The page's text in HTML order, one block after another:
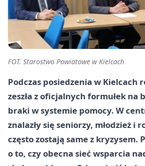
FOT. Starostwo Powiatowe w Kielcach
Podczas posiedzenia w Kielcach
zeszła z oficjalnych formułek na
braki w systemie pomocy. W
znalazły się seniorzy, młodzież i
często zostają same z kryzysem.
o to, czy obecna sieć wsparcia